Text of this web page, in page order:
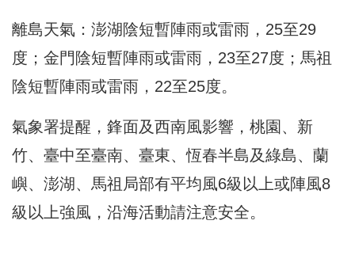
離島天氣：澎湖陰短暫陣雨或雷雨，25至29
度；金門陰短暫陣雨或雷雨，23至27度；馬祖
陰短暫陣雨或雷雨，22至25度。
氣象署提醒，鋒面及西南風影響，桃園、新
竹、臺中至臺南、臺東、恆春半島及綠島、蘭
嶼、澎湖、馬祖局部有平均風6級以上或陣風8
級以上強風，沿海活動請注意安全。